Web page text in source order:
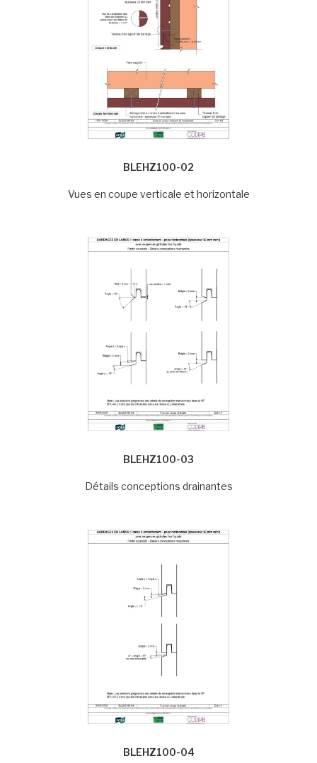
BLEHZ100-02
Vues en coupe verticale et horizontale
BLEHZ100-03
Détails conceptions drainantes
BLEHZ100-04